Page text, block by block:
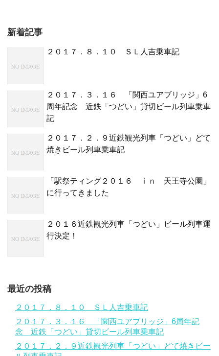
新着記事
２０１７．８．１０ ＳＬ人吉乗車記
２０１７．３．１６ 「関西ユアブリッジ」6
周年記念 近鉄「つどい」貸切ビール列車乗車
記
２０１７．２．９近鉄観光列車「つどい」どて
焼きビール列車乗車記
「駅祭ティング２０１６ ｉｎ 天王寺公園」
に行ってきました
２０１６近鉄観光列車「つどい」ビール列車運
行決定！
最近の投稿
２０１７．８．１０ ＳＬ人吉乗車記
２０１７．３．１６ 「関西ユアブリッジ」6周年記
念 近鉄「つどい」貸切ビール列車乗車記
２０１７．２．９近鉄観光列車「つどい」どて焼きビー